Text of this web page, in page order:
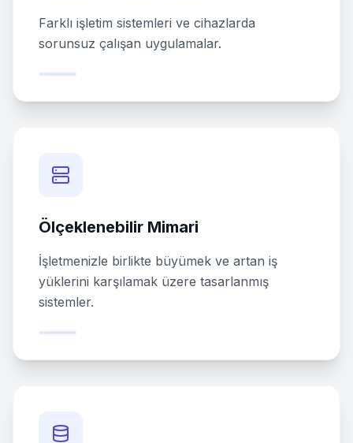
Farklı işletim sistemleri ve cihazlarda
sorunsuz çalışan uygulamalar.
Ölçeklenebilir Mimari
İşletmenizle birlikte büyümek ve artan iş
yüklerini karşılamak üzere tasarlanmış
sistemler.